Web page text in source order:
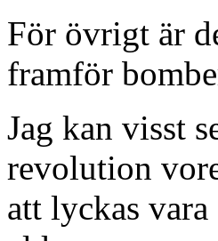
För övrigt är
framför
Jag kan visst
revolution
att lyckas vara